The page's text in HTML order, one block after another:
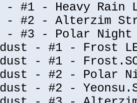
#1 - Heavy Rain
#2 - Alterzim
#3 - Polar Night
- #1 - Frost
- #1 -
- #2 - Polar
- #2 -